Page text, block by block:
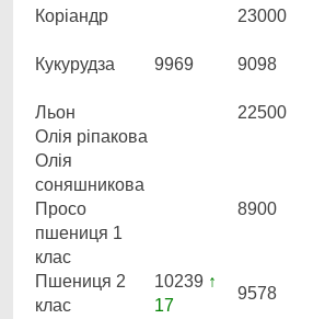
Коріандр
23000
Кукурудза 9969 9098
Льон 22500
Олія ріпакова
Олія
соняшникова
Просо
8900
пшениця 1
клас
Пшениця 2
клас
10239 ↑
17
9578